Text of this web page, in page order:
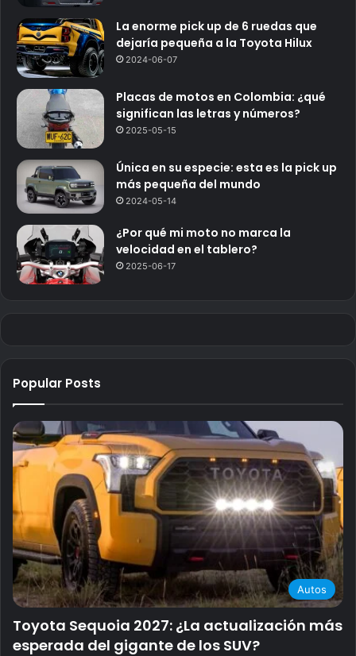
La enorme pick up de 6 ruedas que
dejaría pequeña a la Toyota Hilux
2024-06-07
Placas de motos en Colombia: ¿qué
significan las letras y números?
2025-05-15
Única en su especie: esta es la pick up
más pequeña del mundo
2024-05-14
¿Por qué mi moto no marca la
velocidad en el tablero?
2025-06-17
Popular Posts
Autos
Toyota Sequoia 2027: ¿La actualización más
esperada del gigante de los SUV?